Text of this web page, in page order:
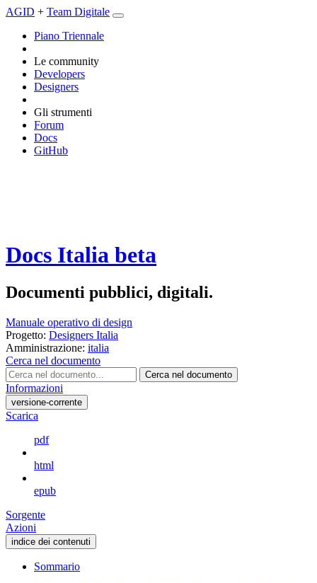
AGID + Team Digitale
Piano Triennale
Le community
Developers
Designers
Gli strumenti
Forum
Docs
GitHub
Docs Italia beta
Documenti pubblici, digitali.
Manuale operativo di design
Progetto: Designers Italia
Amministrazione: italia
Cerca nel documento
Cerca nel documento
Informazioni
versione-corrente
Scarica
pdf
html
epub
Sorgente
Azioni
indice dei contenuti
Sommario